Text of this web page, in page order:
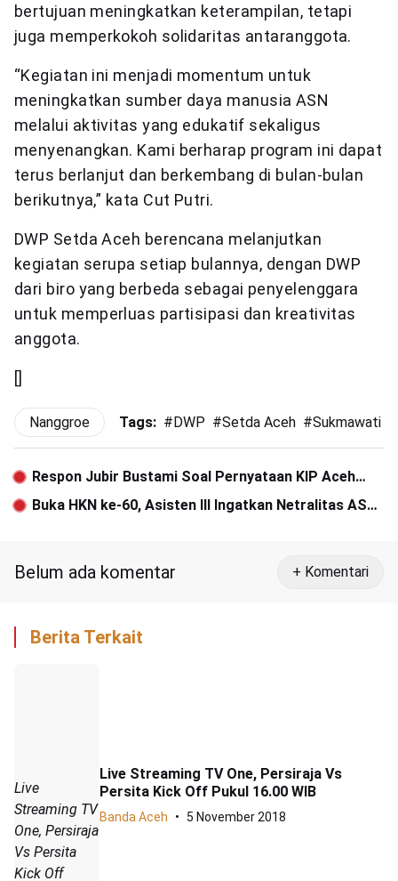
bertujuan meningkatkan keterampilan, tetapi
juga memperkokoh solidaritas antaranggota.
“Kegiatan ini menjadi momentum untuk
meningkatkan sumber daya manusia ASN
melalui aktivitas yang edukatif sekaligus
menyenangkan. Kami berharap program ini dapat
terus berlanjut dan berkembang di bulan-bulan
berikutnya,” kata Cut Putri.
DWP Setda Aceh berencana melanjutkan
kegiatan serupa setiap bulannya, dengan DWP
dari biro yang berbeda sebagai penyelenggara
untuk memperluas partisipasi dan kreativitas
anggota.
[]
Nanggroe Tags: #DWP #Setda Aceh #Sukmawati
Respon Jubir Bustami Soal Pernyataan KIP Aceh
Paslon 1 Tidak Pedomani Tata Tertib
Buka HKN ke-60, Asisten III Ingatkan Netralitas ASN
Belum ada komentar + Komentari
Berita Terkait
Live
Streaming TV
One, Persiraja
Vs Persita
Kick Off
Live Streaming TV One, Persiraja Vs
Persita Kick Off Pukul 16.00 WIB
Banda Aceh 5 November 2018